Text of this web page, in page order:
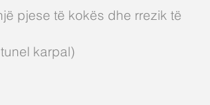
pjese të kokës dhe rrezik të
karpal)